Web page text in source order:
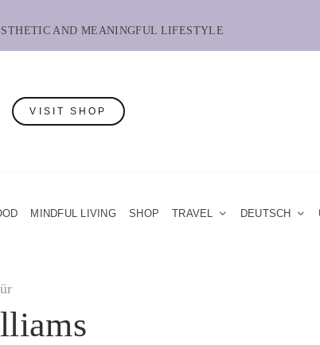
AND MEANINGFUL LIFESTYLE
VISIT SHOP
MINDFUL LIVING SHOP TRAVEL DEUTSCH